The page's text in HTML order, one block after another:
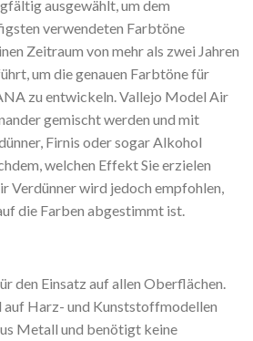
ausgewählt, um dem
verwendeten Farbtöne
Zeitraum von mehr als zwei Jahren
um die genauen Farbtöne für
zu entwickeln. Vallejo Model Air
gemischt werden und mit
Firnis oder sogar Alkohol
welchen Effekt Sie erzielen
Verdünner wird jedoch empfohlen,
die Farben abgestimmt ist.
den Einsatz auf allen Oberflächen.
auf Harz- und Kunststoffmodellen
Metall und benötigt keine